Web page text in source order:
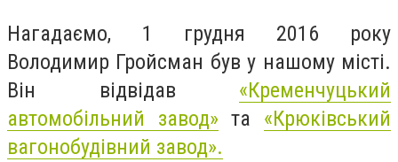
Нагадаємо, 1 грудня 2016 року
Володимир Гройсман був у нашому місті.
Він відвідав «Кременчуцький
автомобільний завод» та «Крюківський
вагонобудівний завод».